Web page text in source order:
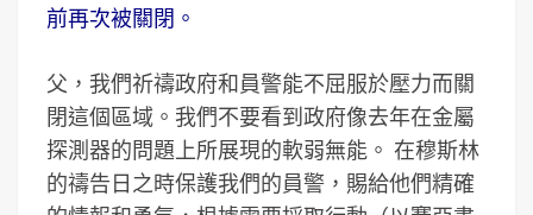
前再次被關閉。
父，我們祈禱政府和員警能不屈服於壓力而關
閉這個區域。我們不要看到政府像去年在金屬
探測器的問題上所展現的軟弱無能。 在穆斯林
的禱告日之時保護我們的員警，賜給他們精確